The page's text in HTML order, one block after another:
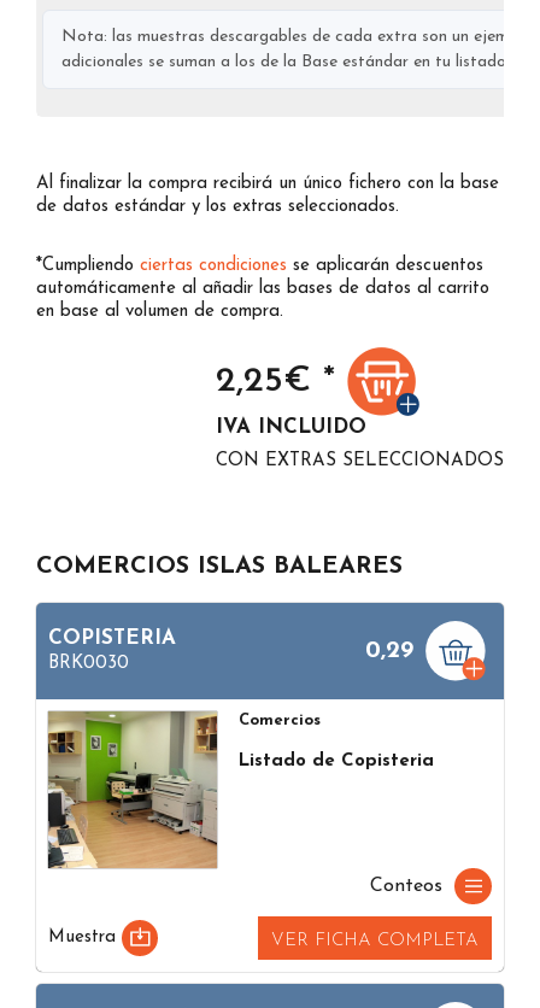
Nota: las muestras descargables de cada extra son un
adicionales se suman a los de la Base estándar en tu listado
Al finalizar la compra recibirá un único fichero con la base
de datos estándar y los extras seleccionados.
*Cumpliendo ciertas condiciones se aplicarán descuentos
automáticamente al añadir las bases de datos al carrito
en base al volumen de compra.
2,25€ *
IVA INCLUIDO
CON EXTRAS SELECCIONADOS
COMERCIOS ISLAS BALEARES
COPISTERIA
BRK0030
0,29
Comercios
Listado de Copisteria
Conteos
Muestra VER FICHA COMPLETA